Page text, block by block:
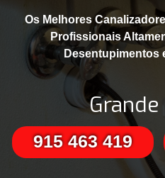
Os Melhores
Profissionais
Desentupimentos
915 463 419